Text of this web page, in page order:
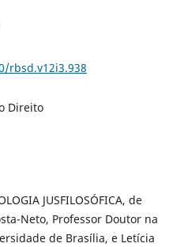
rbsd.v12i3.938
Direito
JUSFILOSÓFICA, de
Neto, Professor Doutor na
de Brasília, e Letícia